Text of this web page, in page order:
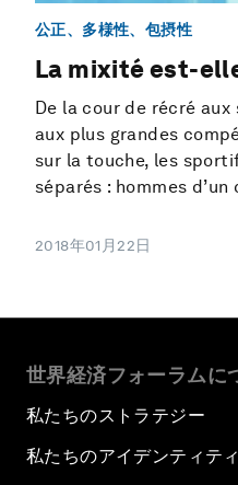
公正、多様性、包摂性
La mixité est-
De la cour de récré
aux plus grandes
sur la touche, les
séparés : hommes
2018年01月22日
世界経済フォーラムに
私たちのストラテジー
私たちのアイデンティティ